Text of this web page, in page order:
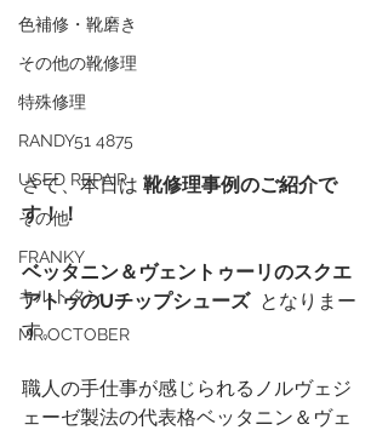
色補修・靴磨き
その他の靴修理
特殊修理
RANDY51 4875
USED REPAIR
その他
FRANKY
キルトタン
MR.OCTOBER
さて、本日は 靴修理事例のご紹介で
す！！
ベッタニン＆ヴェントゥーリのスクエ
アトゥのUチップシューズ となりまー
す。
職人の手仕事が感じられるノルヴェジ
ェーゼ製法の代表格ベッタニン＆ヴェ